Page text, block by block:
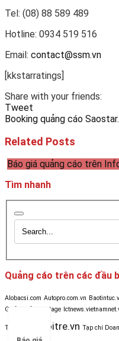
Tel: (08) 88 589 489
Hotline: 0934 519 516
Email: contact@ssm.vn
[kkstarratings]
Share with your friends:
Tweet
Booking quảng cáo
Related Posts
Báo giá quảng cáo trên
Tìm nhanh
Quảng cáo trên các đầu
Alobacsi.com Autopro.com.vn
Golf & Life
Heritage
Tinmoi.vn Tuoitre.vn Tạp chí